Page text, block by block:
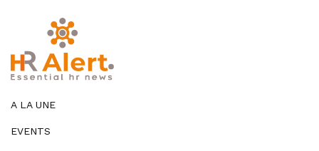
A LA UNE
EVENTS